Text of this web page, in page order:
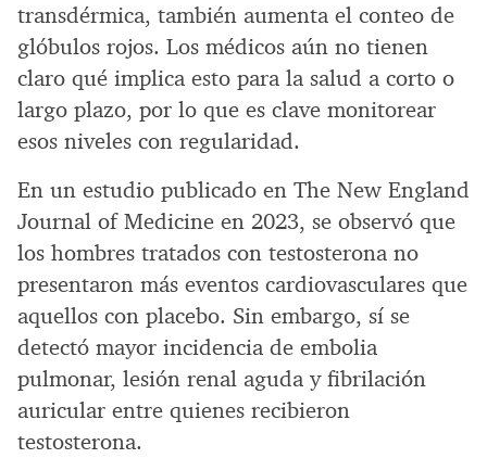
transdérmica, también aumenta el conteo de
glóbulos rojos. Los médicos aún no tienen
claro qué implica esto para la salud a corto o
largo plazo, por lo que es clave monitorear
esos niveles con regularidad.
En un estudio publicado en The New England
Journal of Medicine en 2023, se observó que
los hombres tratados con testosterona no
presentaron más eventos cardiovasculares que
aquellos con placebo. Sin embargo, sí se
detectó mayor incidencia de embolia
pulmonar, lesión renal aguda y fibrilación
auricular entre quienes recibieron
testosterona.